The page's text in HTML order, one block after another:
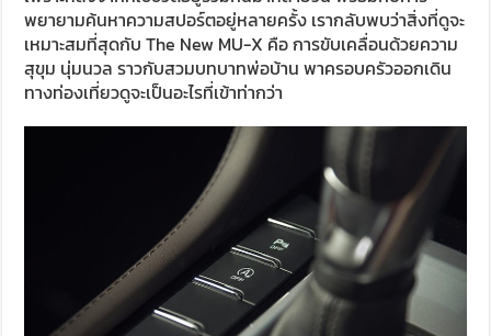
พยายามค้นหาความสปอร์ตอยู่หลายครั้ง เรากลับพบว่าสิ่งที่ดูจะ
เหมาะสมที่สุดกับ The New MU-X คือ การขับเคลื่อนด้วยความ
สุขุม นุ่มนวล ราวกับสวมบทบาทพ่อบ้าน พาครอบครัวออกเดิน
ทางท่องเที่ยวดูจะเป็นอะไรที่เข้าท่ากว่า